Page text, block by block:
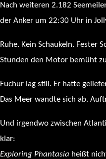
Nach weiteren 2.182
der Anker um 22:30 Uhr in
Ruhe. Kein Schaukeln. Fester
Stunden den Motor bemüht
Fuchur lag still. Er hatte
Das Meer wandte sich ab.
Und irgendwo zwischen
klar:
Exploring Phantasia heißt